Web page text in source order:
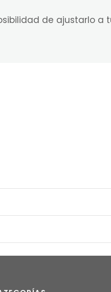
de ajustarlo a